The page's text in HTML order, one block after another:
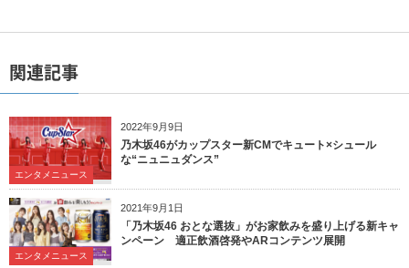
関連記事
2022年9月9日
エンタメニュース
乃木坂46がカップスター新CMでキュート×シュール
な“ニュニュダンス”
2021年9月1日
エンタメニュース
「乃木坂46 おとな選抜」がお家飲みを盛り上げる新キャ
ンペーン 適正飲酒啓発やARコンテンツ展開